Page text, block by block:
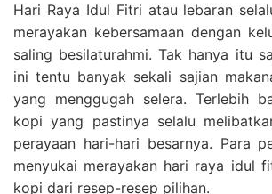
Hari Raya Idul Fitri atau lebaran
merayakan kebersamaan dengan
saling besilaturahmi. Tak hanya itu
ini tentu banyak sekali sajian
yang menggugah selera. Terlebih
kopi yang pastinya selalu
perayaan hari-hari besarnya. Para
menyukai merayakan hari raya idul
kopi dari resep-resep pilihan.